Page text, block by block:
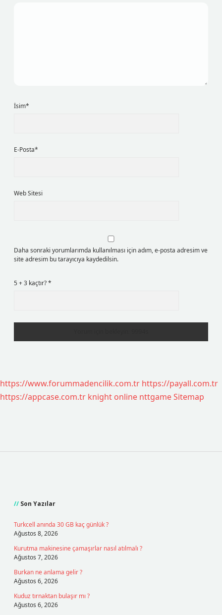
İsim*
E-Posta*
Web Sitesi
Daha sonraki yorumlarımda kullanılması için adım, e-posta adresim ve
site adresim bu tarayıcıya kaydedilsin.
5 + 3 kaçtır?*
https://www.forummadencilik.com.tr https://payall.com.tr
https://appcase.com.tr knight online nttgameSitemap
Son Yazılar
Turkcell anında 30 GB kaç günlük ?
Ağustos 8, 2026
Kurutma makinesine çamaşırlar nasıl atılmalı ?
Ağustos 7, 2026
Burkan ne anlama gelir ?
Ağustos 6, 2026
Kuduz tırnaktan bulaşır mı ?
Ağustos 6, 2026